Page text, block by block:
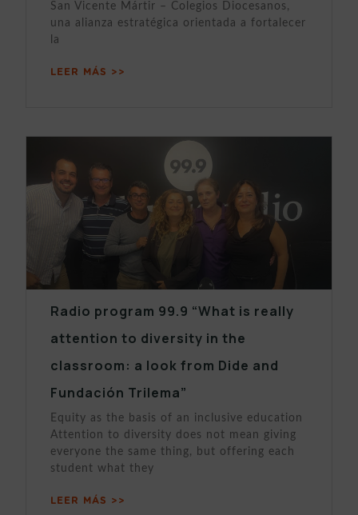
San Vicente Mártir – Colegios Diocesanos,
una alianza estratégica orientada a fortalecer
la
LEER MÁS >>
Radio program 99.9 “What is really
attention to diversity in the
classroom: a look from Dide and
Fundación Trilema”
Equity as the basis of an inclusive education
Attention to diversity does not mean giving
everyone the same thing, but offering each
student what they
LEER MÁS >>